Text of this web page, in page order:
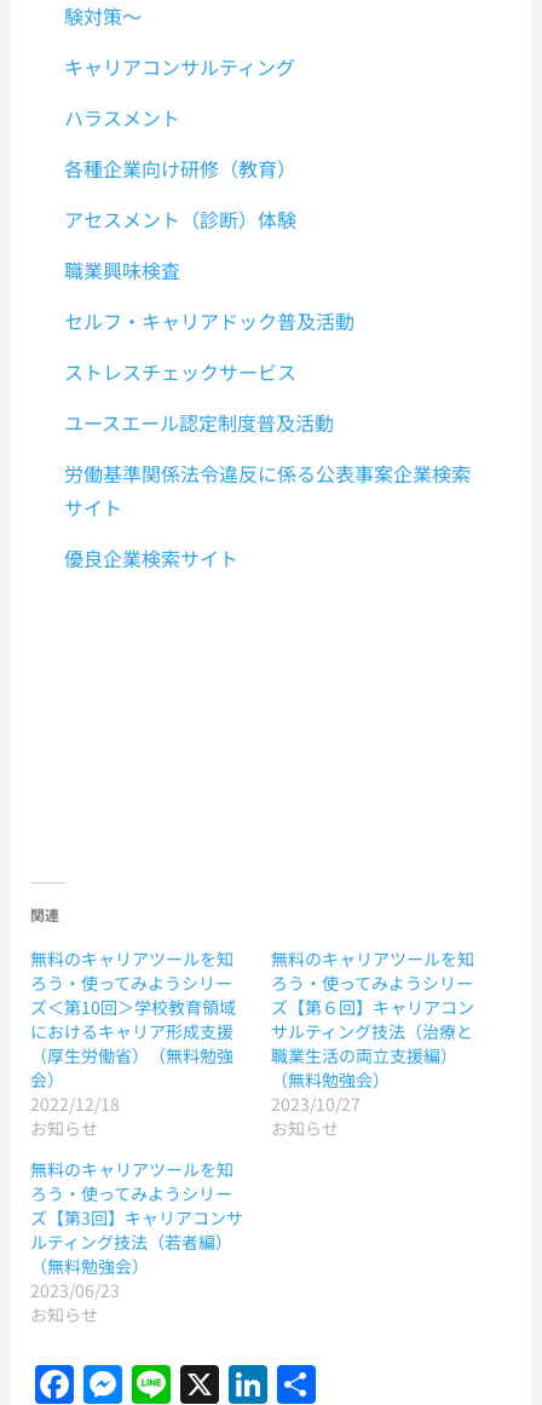
験対策～
キャリアコンサルティング
ハラスメント
各種企業向け研修（教育）
アセスメント（診断）体験
職業興味検査
セルフ・キャリアドック普及活動
ストレスチェックサービス
ユースエール認定制度普及活動
労働基準関係法令違反に係る公表事案企業検索
サイト
優良企業検索サイト
関連
無料のキャリアツールを知
ろう・使ってみようシリー
ズ＜第10回＞学校教育領域
におけるキャリア形成支援
（厚生労働省）（無料勉強
会）
2022/12/18
お知らせ
無料のキャリアツールを知
ろう・使ってみようシリー
ズ【第６回】キャリアコン
サルティング技法（治療と
職業生活の両立支援編）
（無料勉強会）
2023/10/27
お知らせ
無料のキャリアツールを知
ろう・使ってみようシリー
ズ【第3回】キャリアコンサ
ルティング技法（若者編）
（無料勉強会）
2023/06/23
お知らせ
F M Li X Li 共